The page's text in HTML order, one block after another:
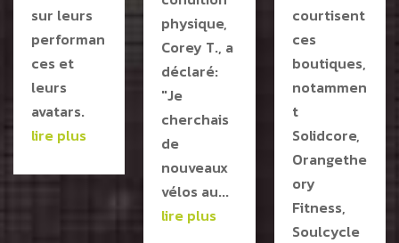
sur leurs
performan
ces et
leurs
avatars.
lire plus
physique,
Corey T., a
déclaré:
"Je
cherchais
de
nouveaux
vélos au...
lire plus
courtisent
ces
boutiques,
notammen
t
Solidcore,
Orangethe
ory
Fitness,
Soulcycle